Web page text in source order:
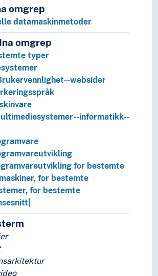
omgrep
datamaskinmetoder
omgrep
typer
websider
informatikk--
for bestemte
for bestemte
for bestemte